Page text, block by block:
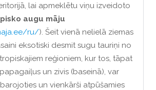
lai apmeklētu viņu izveidoto
augu māju
ru/). Šeit vienā nelielā ziemas
eksotiski desmit sugu tauriņi no
reģioniem, kur tos, tāpat
un zivis (baseinā), var
un vienkārši atpūšamies